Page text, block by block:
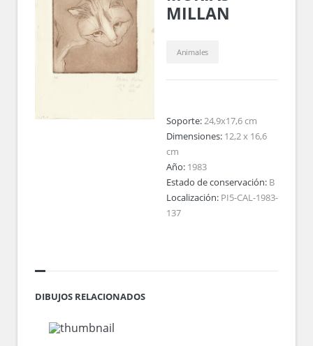
MILLAN
Animales
Soporte:24,9x17,6 cm
Dimensiones: 12,2 x 16,6
cm
Año: 1983
Estado de conservación: B
Localización: PI5-CAL-1983-
137
DIBUJOS RELACIONADOS